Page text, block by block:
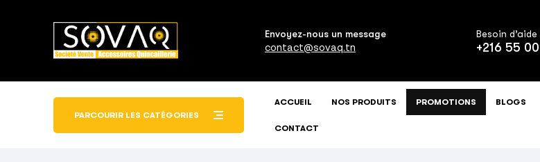
Envoyez-nous un message
contact@sovaq.tn
Besoin
+216 55
PARCOURIR LES CATÉGORIES
ACCUEIL NOS PRODUITS PROMOTIONS BLOGS
CONTACT